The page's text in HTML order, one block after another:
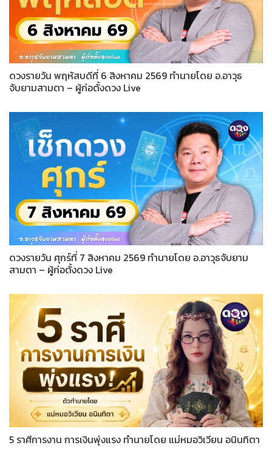
ดวงรายวัน พฤหัสบดีที่ 6 สิงหาคม 2569 ทำนายโดย อ.อาวุธ
จับยามสามตา – ผู้ก่อตั้งดวง Live
ดวงรายวัน ศุกร์ที่ 7 สิงหาคม 2569 ทำนายโดย อ.อาวุธจับยาม
สามตา – ผู้ก่อตั้งดวง Live
5 ราศีการงาน การเงินพุ่งแรง ทำนายโดย แม่หมอวิเวียน อนินทิตา